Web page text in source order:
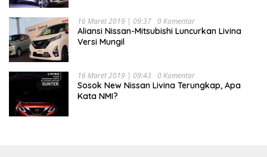
16 Maret 2019 | 09:37 0 Komentar
Aliansi Nissan-Mitsubishi Luncurkan Livina
Versi Mungil
16 Maret 2019 | 09:43 0 Komentar
Sosok New Nissan Livina Terungkap, Apa
Kata NMI?